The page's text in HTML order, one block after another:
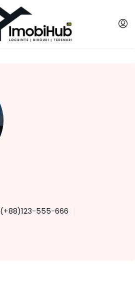
(+88)123-555-666